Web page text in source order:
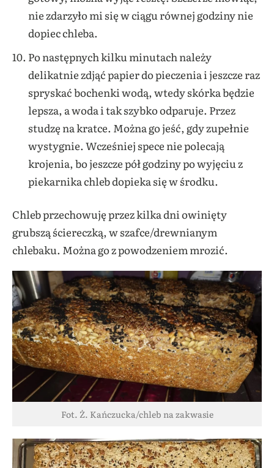
nie zdarzyło mi się w ciągu równej godziny nie
dopiec chleba.
Po następnych kilku minutach należy
delikatnie zdjąć papier do pieczenia i jeszcze raz
spryskać bochenki wodą, wtedy skórka będzie
lepsza, a woda i tak szybko odparuje. Przez
studzę na kratce. Można go jeść, gdy zupełnie
wystygnie. Wcześniej spece nie polecają
krojenia, bo jeszcze pół godziny po wyjęciu z
piekarnika chleb dopieka się w środku.
Chleb przechowuję przez kilka dni owinięty
grubszą ściereczką, w szafce/drewnianym
chlebaku. Można go z powodzeniem mrozić.
Fot. Ż. Kańczucka/chleb na zakwasie